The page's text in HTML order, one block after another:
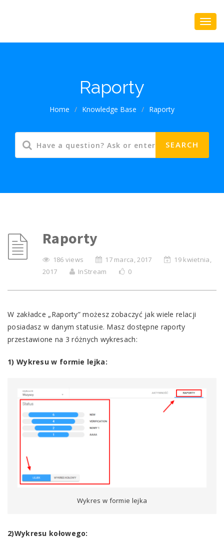
Raporty
Home / Knowledge Base / Raporty
Raporty
186 views 17 marca, 2017
19 kwietnia,
2017
InStream 0
W zakładce „Raporty” możesz zobaczyć jak wiele relacji
posiadasz w danym statusie. Masz dostępne raporty
przestawione na 3 różnych wykresach:
1) Wykresu w formie lejka:
Wykres w formie lejka
2)Wykresu kołowego: